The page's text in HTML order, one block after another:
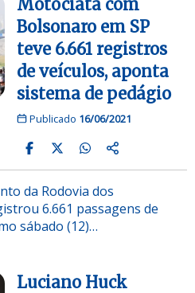
Motociata com
Bolsonaro em SP
teve 6.661 registros
de veículos, aponta
sistema de pedágio
Publicado 16/06/2021
da Rodovia dos
6.661 passagens de
sábado (12)…
Luciano Huck